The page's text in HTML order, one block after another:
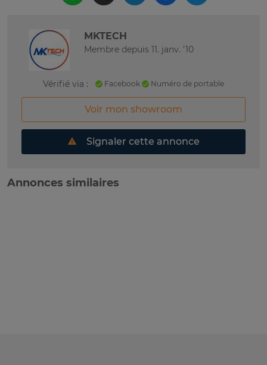
MKTECH
Membre depuis 11. janv. '10
Vérifié via : Facebook Numéro de portable
Voir mon showroom
Signaler cette annonce
Annonces similaires